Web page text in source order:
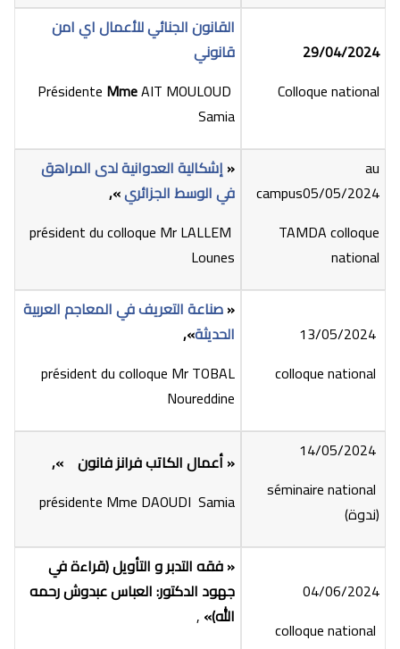
29/04/2024
Colloque national
القانونالجنائي للأعمال اي امن
قانوني
MmeAIT MOULOUD
Samia
au
campus05/05/2024
TAMDA colloque
national
«إشكالية العدوانية لدى المراهق
في الوسط الجزائري»,
président du colloque Mr LALLEM
Lounes
13/05/2024
«صناعة التعريف في المعاجم العربية
الحديثة»,
président du colloque Mr TOBAL
Noureddine
14/05/2024
séminaire national
(ندوة)
«أعمال الكاتب فرانز فانون »,
présidente Mme DAOUDI Samia
04/06/2024
«فقه التدبر و التأويل (قراءة في
جهود الدكتور: العباس عبدوش رحمه
الله)»
,